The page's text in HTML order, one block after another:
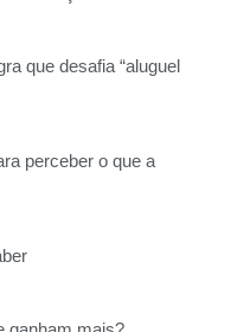
que desafia “aluguel
perceber o que a